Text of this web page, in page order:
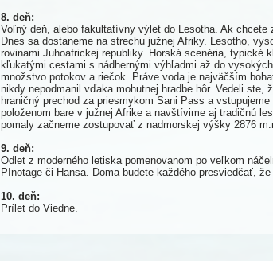
8. deň:
Voľný deň, alebo fakultatívny výlet do Lesotha. Ak
Dnes sa dostaneme na strechu južnej Afriky. Lesotho,
rovinami Juhoafrickej republiky. Horská scenéria,
kľukatými cestami s nádhernými výhľadmi až do
množstvo potokov a riečok. Práve voda je najväčším
nikdy nepodmanil vďaka mohutnej hradbe hôr. Vedeli
hraničný prechod za priesmykom Sani Pass a
položenom bare v južnej Afrike a navštívime aj tradičnú
pomaly začneme zostupovať z nadmorskej výšky 2876
9. deň:
Odlet z moderného letiska pomenovanom po veľkom
PInotage či Hansa. Doma budete každého presviedčať,
10. deň:
Prílet do Viedne.